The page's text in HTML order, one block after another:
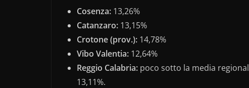
Cosenza: 13,26%
Catanzaro: 13,15%
Crotone (prov.): 14,78%
Vibo Valentia: 12,64%
Reggio Calabria: poco sotto la media
13,11%.